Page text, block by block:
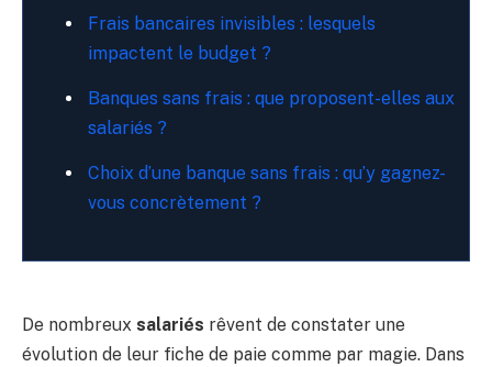
Frais bancaires invisibles : lesquels
impactent le budget ?
Banques sans frais : que proposent-elles aux
salariés ?
Choix d’une banque sans frais : qu’y gagnez-
vous concrètement ?
De nombreux salariés rêvent de constater une
évolution de leur fiche de paie comme par magie. Dans